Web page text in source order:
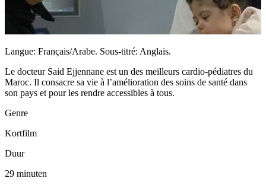
Langue: Français/Arabe. Sous-titré: Anglais.
Le docteur Said Ejjennane est un des meilleurs cardio-pédiatres du
Maroc. Il consacre sa vie à l’amélioration des soins de santé dans
son pays et pour les rendre accessibles à tous.
Genre
Kortfilm
Duur
29 minuten